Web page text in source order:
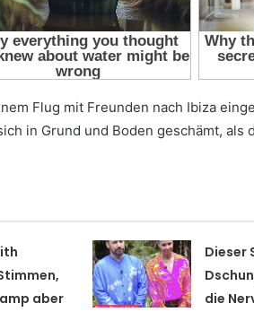
Flug mit Freunden nach Ibiza
in Grund und Boden geschämt, als
aber
Dieser
die